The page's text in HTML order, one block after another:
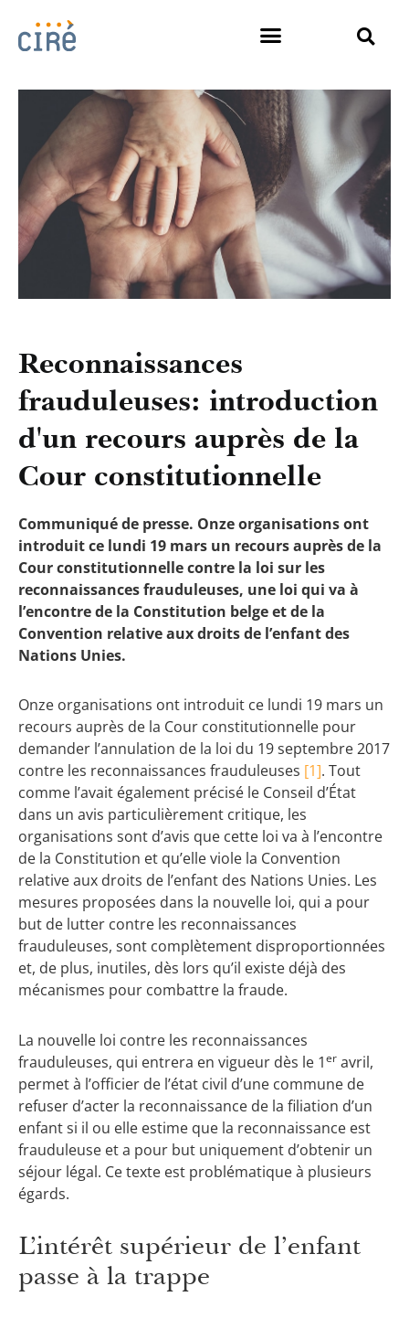
Reconnaissances
frauduleuses: introduction
d'un recours auprès de la
Cour constitutionnelle
Communiqué de presse. Onze organisations ont
introduit ce lundi 19 mars un recours auprès de la
Cour constitutionnelle contre la loi sur les
reconnaissances frauduleuses, une loi qui va à
l’encontre de la Constitution belge et de la
Convention relative aux droits de l’enfant des
Nations Unies.
Onze organisations ont introduit ce lundi 19 mars un
recours auprès de la Cour constitutionnelle pour
demander l’annulation de la loi du 19 septembre 2017
contre les reconnaissances frauduleuses [1]. Tout
comme l’avait également précisé le Conseil d’État
dans un avis particulièrement critique, les
organisations sont d’avis que cette loi va à l’encontre
de la Constitution et qu’elle viole la Convention
relative aux droits de l’enfant des Nations Unies. Les
mesures proposées dans la nouvelle loi, qui a pour
but de lutter contre les reconnaissances
frauduleuses, sont complètement disproportionnées
et, de plus, inutiles, dès lors qu’il existe déjà des
mécanismes pour combattre la fraude.
La nouvelle loi contre les reconnaissances
frauduleuses, qui entrera en vigueur dès le 1er avril,
permet à l’officier de l’état civil d’une commune de
refuser d’acter la reconnaissance de la filiation d’un
enfant si il ou elle estime que la reconnaissance est
frauduleuse et a pour but uniquement d’obtenir un
séjour légal. Ce texte est problématique à plusieurs
égards.
L’intérêt supérieur de l’enfant
passe à la trappe